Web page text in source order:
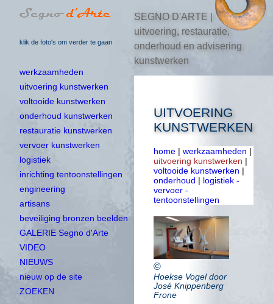
klik de foto's om verder te gaan
SEGNO D'ARTE |
uitvoering, restauratie,
onderhoud en advisering
kunstwerken
werkzaamheden
uitvoering kunstwerken
voltooide kunstwerken
onderhoud kunstwerken
restauratie kunstwerken
vervoer kunstwerken
logistiek
inrichting tentoonstellingen
engineering
artisans
beveiliging bronzen beelden
GALERIE Segno d'Arte
VIDEO
NIEUWS
nieuw op de site
ZOEKEN
UITVOERING
KUNSTWERKEN
home | werkzaamheden |
uitvoering kunstwerken |
voltooide kunstwerken |
onderhoud | logistiek -
vervoer -
tentoonstellingen
©
Hoekse Vogel door
José Knippenberg
Frone